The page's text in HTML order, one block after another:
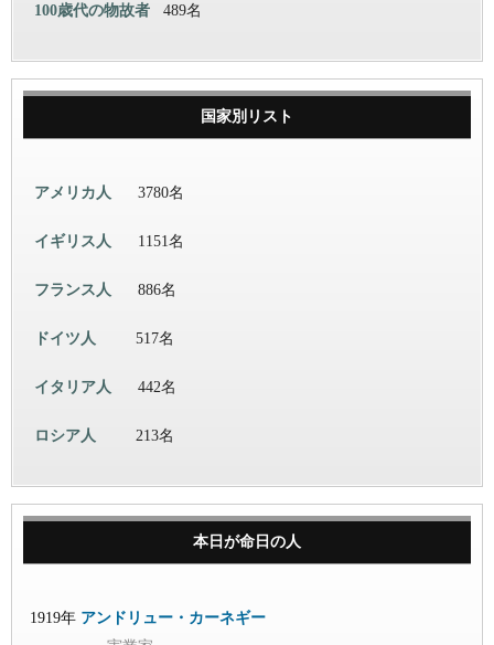
100歳代の物故者 489名
国家別リスト
アメリカ人 3780名
イギリス人 1151名
フランス人 886名
ドイツ人 517名
イタリア人 442名
ロシア人 213名
本日が命日の人
1919年 アンドリュー・カーネギー